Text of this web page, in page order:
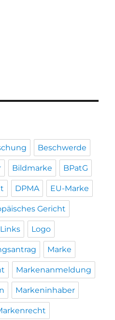
Beschwerde
Bildmarke BPatG
DPMA EU-Marke
Gericht
Links Logo
Marke
Markenanmeldung
Markeninhaber